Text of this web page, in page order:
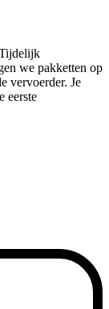
we pakketten op
vervoerder. Je
eerste